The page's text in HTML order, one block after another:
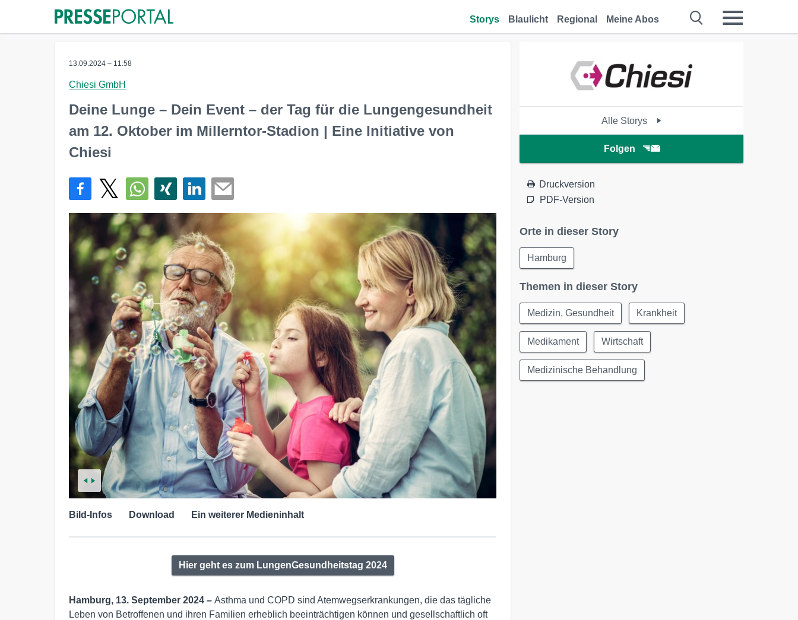
Storys Blaulicht Regional Meine Abos
13.09.2024 – 11:58
Chiesi GmbH
Deine Lunge – Dein Event – der Tag für die Lungengesundheit
am 12. Oktober im Millerntor-Stadion | Eine Initiative von
Chiesi
Bild-Infos Download Ein weiterer Medieninhalt
Hier geht es zum LungenGesundheitstag 2024
Hamburg, 13. September 2024 – Asthma und COPD sind Atemwegserkrankungen, die das tägliche
Leben von Betroffenen und ihren Familien erheblich beeinträchtigen können und gesellschaftlich oft
Alle Storys
Folgen
Druckversion
PDF-Version
Orte in dieser Story
Hamburg
Themen in dieser Story
Medizin, Gesundheit Krankheit
Medikament Wirtschaft
Medizinische Behandlung